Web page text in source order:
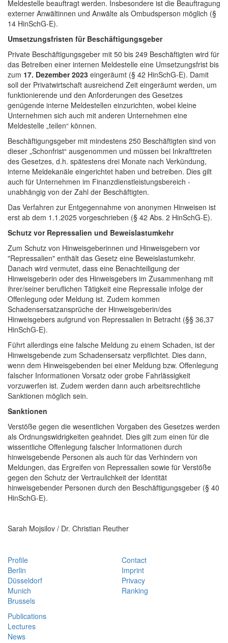
Meldestelle beauftragt werden. Insbesondere ist die Beauftragung
externer Anwältinnen und Anwälte als Ombudsperson möglich (§
14 HinSchG-E).
Umsetzungsfristen für Beschäftigungsgeber
Private Beschäftigungsgeber mit 50 bis 249 Beschäftigten wird für
das Betreiben einer internen Meldestelle eine Umsetzungsfrist bis
zum 17. Dezember 2023 eingeräumt (§ 42 HinSchG-E). Damit
soll der Privatwirtschaft ausreichend Zeit eingeräumt werden, um
funktionierende und den Anforderungen des Gesetzes
genügende interne Meldestellen einzurichten, wobei kleine
Unternehmen sich auch mit anderen Unternehmen eine
Meldestelle „teilen“ können.
Beschäftigungsgeber mit mindestens 250 Beschäftigten sind von
dieser „Schonfrist“ ausgenommen und müssen bei Inkrafttreten
des Gesetzes, d.h. spätestens drei Monate nach Verkündung,
interne Meldekanäle eingerichtet haben und betreiben. Dies gilt
auch für Unternehmen im Finanzdienstleistungsbereich -
unabhängig von der Zahl der Beschäftigten.
Das Verfahren zur Entgegennahme von anonymen Hinweisen ist
erst ab dem 1.1.2025 vorgeschrieben (§ 42 Abs. 2 HinSchG-E).
Schutz vor Repressalien und Beweislastumkehr
Zum Schutz von Hinweisgeberinnen und Hinweisgebern vor
"Repressalien" enthält das Gesetz eine Beweislastumkehr.
Danach wird vermutet, dass eine Benachteiligung der
Hinweisgeberin oder des Hinweisgebers im Zusammenhang mit
ihrer/seiner beruflichen Tätigkeit eine Repressalie infolge der
Offenlegung oder Meldung ist. Zudem kommen
Schadensersatzansprüche der Hinweisgeberin/des
Hinweisgebers aufgrund von Repressalien in Betracht (§§ 36,37
HinSchG-E).
Führt allerdings eine falsche Meldung zu einem Schaden, ist der
Hinweisgebende zum Schadensersatz verpflichtet. Dies dann,
wenn dem Hinweisgebenden bei einer Meldung bzw. Offenlegung
falscher Informationen Vorsatz oder grobe Fahrlässigkeit
vorzuwerfen ist. Zudem werden dann auch arbeitsrechtliche
Sanktionen möglich sein.
Sanktionen
Verstöße gegen die wesentlichen Vorgaben des Gesetzes werden
als Ordnungswidrigkeiten geahndet. Dies gilt zum einen für die
wissentliche Offenlegung falscher Informationen durch
hinweisgebende Personen als auch für das Verhindern von
Meldungen, das Ergreifen von Repressalien sowie für Verstöße
gegen den Schutz der Vertraulichkeit der Identität
hinweisgebender Personen durch den Beschäftigungsgeber (§ 40
HinSchG-E).
Sarah Mojsilov / Dr. Christian Reuther
Profile
Berlin
Düsseldorf
Munich
Brussels
Contact
Imprint
Privacy
Ranking
Publications
Lectures
News